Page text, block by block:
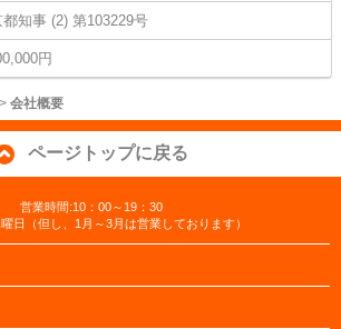
都知事 (2) 第103229号
円
> 会社概要
ページトップに戻る
営業時間:10：00～19：30
日（但し、1月～3月は営業しております）